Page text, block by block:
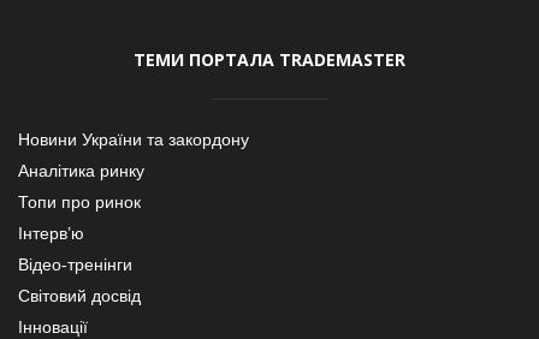
ТЕМИ ПОРТАЛА TRADEMASTER
Новини України та закордону
Аналітика ринку
Топи про ринок
Інтерв’ю
Відео-тренінги
Світовий досвід
Інновації